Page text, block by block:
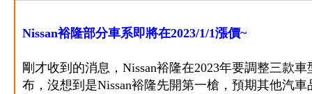
Nissan裕隆部分車系即將在2023/1/1漲價~
剛才收到的消息，Nissan裕隆在2023年要調整三款
布，沒想到是Nissan裕隆先開第一槍，預期其他汽